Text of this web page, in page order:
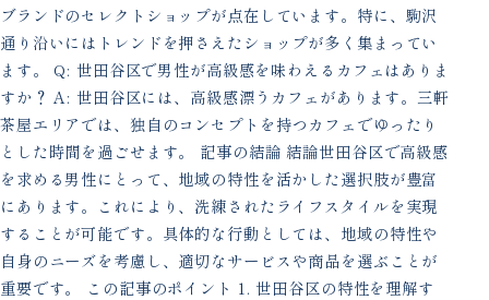
ブランドのセレクトショップが点在しています。特に、駒沢
通り沿いにはトレンドを押さえたショップが多く集まってい
ます。 Q: 世田谷区で男性が高級感を味わえるカフェはありま
すか？ A: 世田谷区には、高級感漂うカフェがあります。三軒
茶屋エリアでは、独自のコンセプトを持つカフェでゆったり
とした時間を過ごせます。 記事の結論 結論世田谷区で高級感
を求める男性にとって、地域の特性を活かした選択肢が豊富
にあります。これにより、洗練されたライフスタイルを実現
することが可能です。具体的な行動としては、地域の特性や
自身のニーズを考慮し、適切なサービスや商品を選ぶことが
重要です。 この記事のポイント 1. 世田谷区の特性を理解す